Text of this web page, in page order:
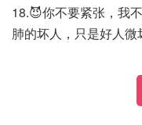
18.😈你不要紧张，我
肺的坏人，只是好人微